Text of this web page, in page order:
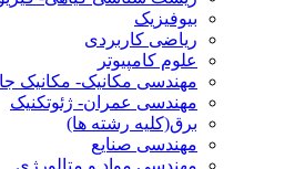
بیوفیزیک
ریاضی کاربردی
علوم کامپیوتر
مهندسی مکانیک- مکانیک
مهندسی عمران- ژئوتکنیک
برق(کلیه رشته ها)
مهندسی صنایع
مهندسی مواد و متالورژی